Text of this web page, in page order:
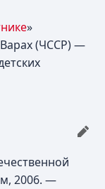
»
(ЧССР) —
2006. —